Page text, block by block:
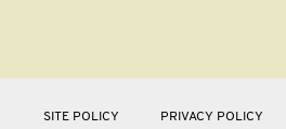
SITE POLICY PRIVACY POLICY